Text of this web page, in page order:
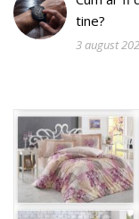
tine?
3 august